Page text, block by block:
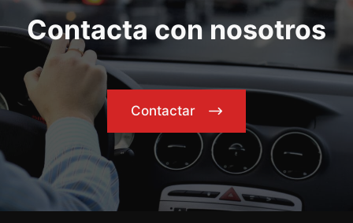
Contacta con nosotros
Contactar